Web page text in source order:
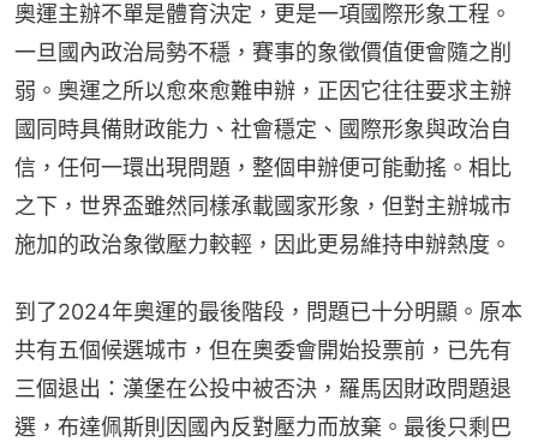
奧運主辦不單是體育決定，更是一項國際形象工程。
一旦國內政治局勢不穩，賽事的象徵價值便會隨之削
弱。奧運之所以愈來愈難申辦，正因它往往要求主辦
國同時具備財政能力、社會穩定、國際形象與政治自
信，任何一環出現問題，整個申辦便可能動搖。相比
之下，世界盃雖然同樣承載國家形象，但對主辦城市
施加的政治象徵壓力較輕，因此更易維持申辦熱度。
到了2024年奧運的最後階段，問題已十分明顯。原本
共有五個候選城市，但在奧委會開始投票前，已先有
三個退出：漢堡在公投中被否決，羅馬因財政問題退
選，布達佩斯則因國內反對壓力而放棄。最後只剩巴